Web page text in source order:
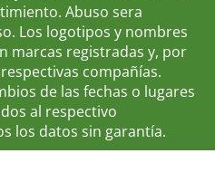
Abuso sera
Los logotipos y nombres
marcas registradas y, por
compañías.
de las fechas o lugares
al respectivo
los datos sin garantía.